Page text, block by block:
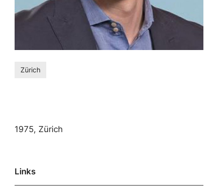
Zürich
1975, Zürich
Links